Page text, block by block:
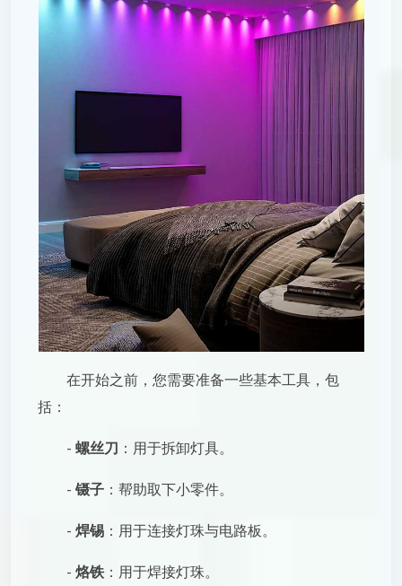
在开始之前，您需要准备一些基本工具，包
括：
- 螺丝刀 ：用于拆卸灯具。
- 镊子 ：帮助取下小零件。
- 焊锡 ：用于连接灯珠与电路板。
- 烙铁 ：用于焊接灯珠。